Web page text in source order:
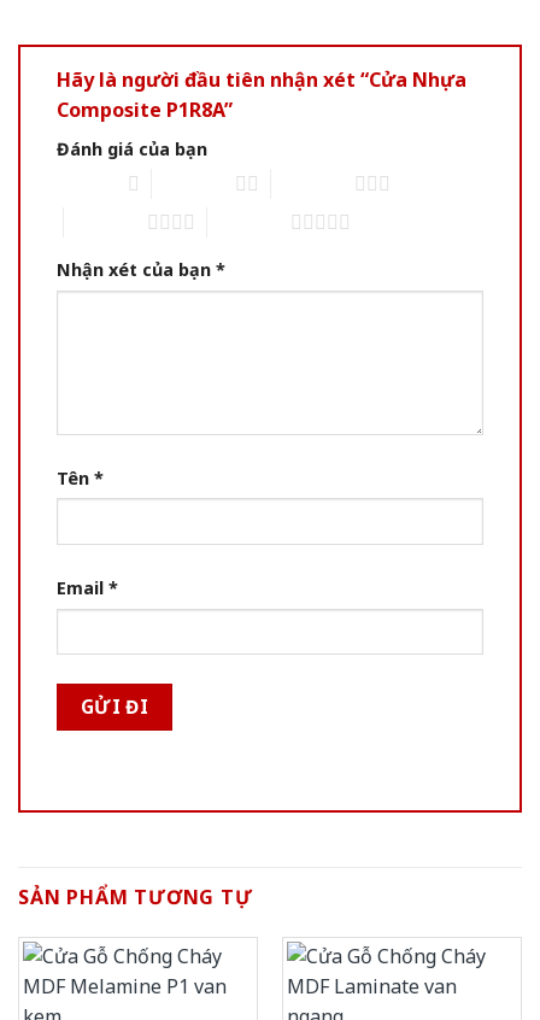
Hãy là người đầu tiên nhận xét “Cửa Nhựa
Composite P1R8A”
Đánh giá của bạn
Nhận xét của bạn *
Tên *
Email *
SẢN PHẨM TƯƠNG TỰ